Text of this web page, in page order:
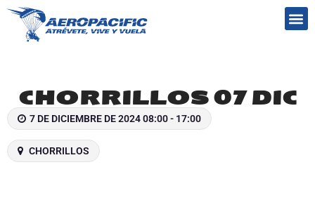
CHORRILLOS 07 DIC
7 DE DICIEMBRE DE 2024 08:00 - 17:00
CHORRILLOS